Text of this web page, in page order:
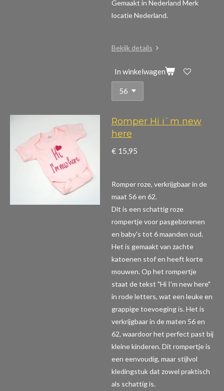
Gemaakt in Nederland Merk
locatie Nederland.
Bekijk details
In winkelwagen
Romper Hi i`m new
here
€ 15,95
Romper roze, verkrijgbaar in de
maat 56 en 62.
Dit is een schattig roze
rompertje voor pasgeborenen
en baby's tot 6 maanden oud.
Het is gemaakt van zachte
katoenen stof en heeft korte
mouwen. Op het rompertje
staat de tekst "Hi I'm new here"
in rode letters, wat een leuke en
grappige toevoeging is. Het is
verkrijgbaar in de maten 56 en
62, waardoor het perfect past bij
kleine kinderen. Dit rompertje is
een eenvoudig, maar stijlvol
kledingstuk dat zowel praktisch
als schattig is.